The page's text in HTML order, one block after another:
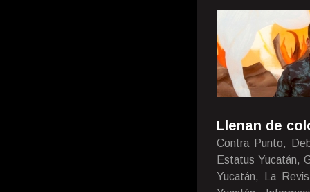
Llenan de
Contra Punto,
Estatus Yucatán,
Yucatán, La